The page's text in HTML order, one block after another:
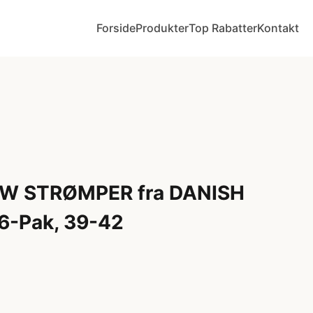
ForsideProdukterTop RabatterKontakt
STRØMPER fra DANISH
Pak, 39-42